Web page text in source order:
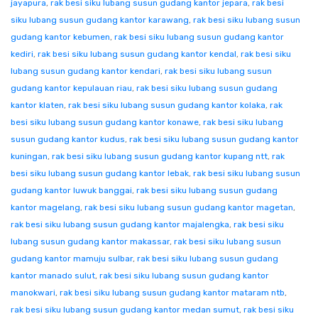
jayapura, rak besi siku lubang susun gudang kantor jepara, rak besi
siku lubang susun gudang kantor karawang, rak besi siku lubang susun
gudang kantor kebumen, rak besi siku lubang susun gudang kantor
kediri, rak besi siku lubang susun gudang kantor kendal, rak besi siku
lubang susun gudang kantor kendari, rak besi siku lubang susun
gudang kantor kepulauan riau, rak besi siku lubang susun gudang
kantor klaten, rak besi siku lubang susun gudang kantor kolaka, rak
besi siku lubang susun gudang kantor konawe, rak besi siku lubang
susun gudang kantor kudus, rak besi siku lubang susun gudang kantor
kuningan, rak besi siku lubang susun gudang kantor kupang ntt, rak
besi siku lubang susun gudang kantor lebak, rak besi siku lubang susun
gudang kantor luwuk banggai, rak besi siku lubang susun gudang
kantor magelang, rak besi siku lubang susun gudang kantor magetan,
rak besi siku lubang susun gudang kantor majalengka, rak besi siku
lubang susun gudang kantor makassar, rak besi siku lubang susun
gudang kantor mamuju sulbar, rak besi siku lubang susun gudang
kantor manado sulut, rak besi siku lubang susun gudang kantor
manokwari, rak besi siku lubang susun gudang kantor mataram ntb,
rak besi siku lubang susun gudang kantor medan sumut, rak besi siku